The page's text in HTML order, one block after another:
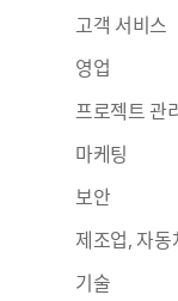
고객 서비스
영업
프로젝트 관
마케팅
보안
제조업, 자동
기술